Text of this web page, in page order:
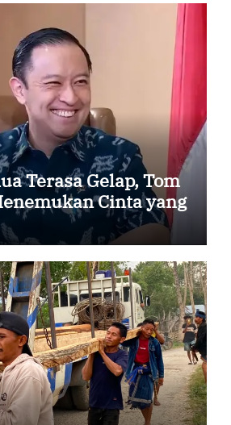
Terasa Gelap, Tom
Cinta yang